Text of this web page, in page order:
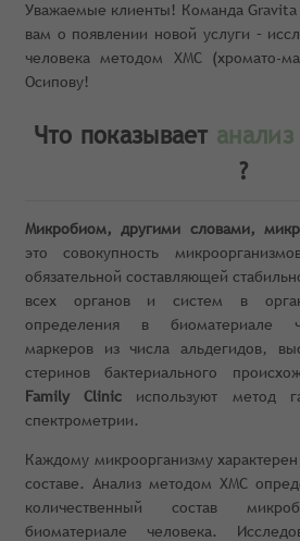
Уважаемые клиенты! Команда
вам о появлении новой услуги –
человека методом ХМС
Осипову!
Что показывает
?
Микробиом, другими словами,
это совокупность
обязательной составляющей
всех органов и систем в
определения в биоматериале
маркеров из числа альдегидов,
стеринов бактериального
Family Clinic используют метод
спектрометрии.
Каждому микроорганизму
составе. Анализ методом ХМС
количественный состав
биоматериале человека.